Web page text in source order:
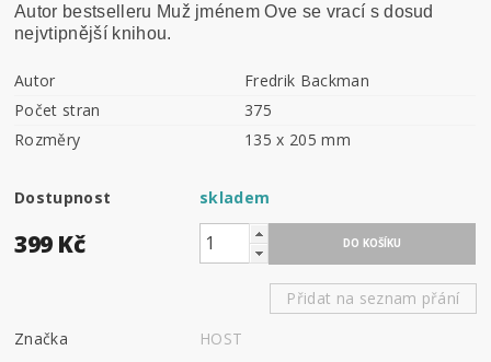
Autor bestselleru Muž jménem Ove se vrací s dosud
nejvtipnější knihou.
Autor
Fredrik Backman
Počet stran
375
Rozměry
135 x 205 mm
Dostupnost skladem
399 Kč
Přidat na seznam přání
Značka
HOST